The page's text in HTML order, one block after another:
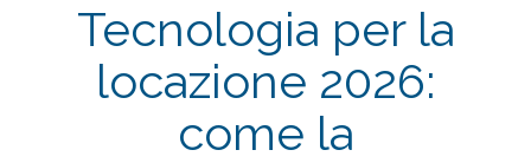
Tecnologia per la
locazione 2026:
come la